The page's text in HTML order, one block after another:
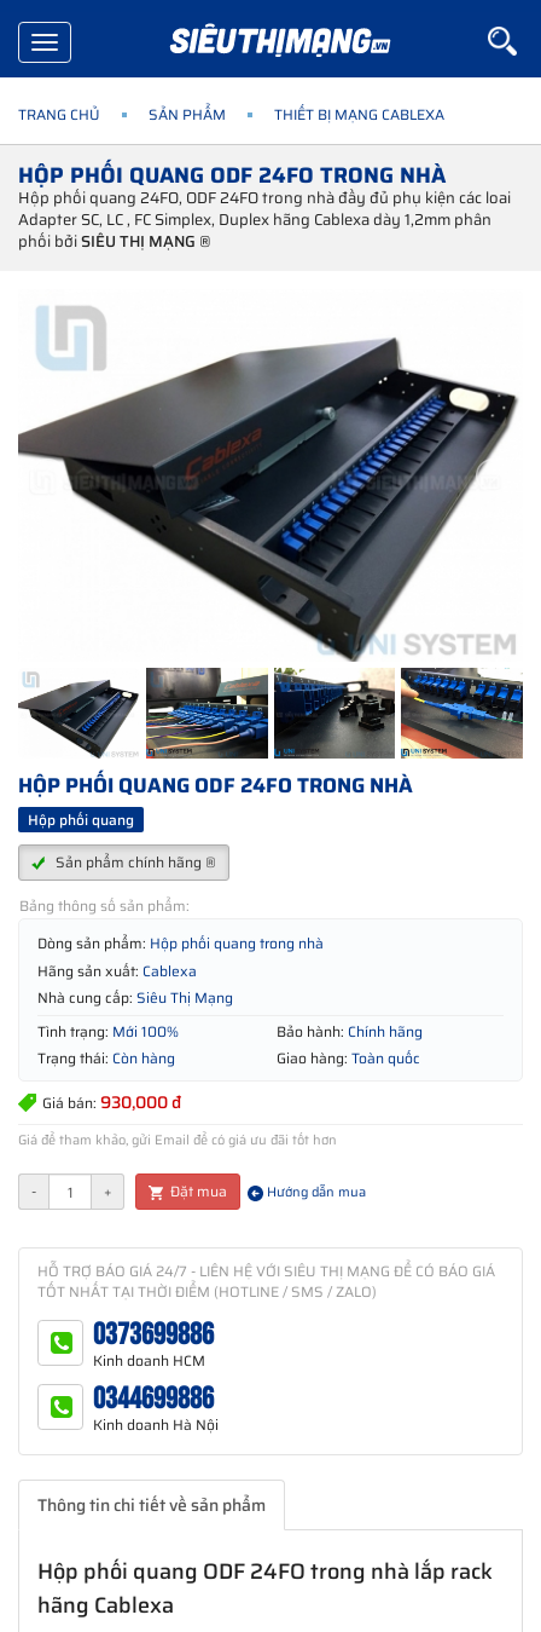
Toggle
navigation
TRANG CHỦ SẢN PHẨM THIẾT BỊ MẠNG CABLEXA
HỘP PHỐI QUANG ODF 24FO TRONG NHÀ
Hộp phối quang 24FO, ODF 24FO trong nhà đầy đủ phụ kiện các loai
Adapter SC, LC , FC Simplex, Duplex hãng Cablexa dày 1,2mm phân
phối bởiSIÊU THỊ MẠNG ®
HỘP PHỐI QUANG ODF 24FO TRONG NHÀ
Hộp phối quang
Sản phẩm chính hãng ®
Bảng thông số sản phẩm:
Dòng sản phẩm: Hộp phối quang trong nhà
Hãng sản xuất: Cablexa
Nhà cung cấp: Siêu Thị Mạng
Tình trạng: Mới 100% Bảo hành: Chính hãng
Trạng thái: Còn hàng Giao hàng: Toàn quốc
Giá bán: 930,000 đ
Giá để tham khảo, gửi Email để có giá ưu đãi tốt hơn
- + Đặt mua Hướng dẫn mua
HỖ TRỢ BÁO GIÁ 24/7 - LIÊN HỆ VỚI SIÊU THỊ MẠNG ĐỂ CÓ BÁO GIÁ
TỐT NHẤT TẠI THỜI ĐIỂM (HOTLINE / SMS / ZALO)
0373699886
Kinh doanh HCM
0344699886
Kinh doanh Hà Nội
Thông tin chi tiết về sản phẩm
Hộp phối quang ODF 24FO trong nhà lắp rack
hãng Cablexa